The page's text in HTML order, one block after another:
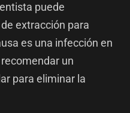
puede
extracción para
es una infección en
un
para eliminar la